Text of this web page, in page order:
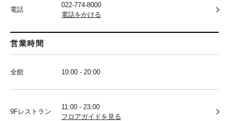
電話
022-774-8000
電話をかける
営業時間
全館 10:00 - 20:00
9Fレストラン
11:00 - 23:00
フロアガイドを見る